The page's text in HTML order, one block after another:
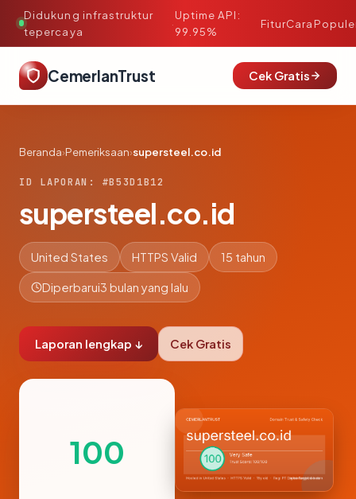
Didukung infrastruktur
tepercaya
·
Uptime API:
99.95%
FiturCara
CemerlanTrust Cek Gratis
Beranda›Pemeriksaan›supersteel.co.id
ID LAPORAN: #B53D1B12
supersteel.co.id
United States HTTPS Valid 15 tahun
Diperbarui3 bulan yang lalu
Laporan lengkap ↓ Cek Gratis
100